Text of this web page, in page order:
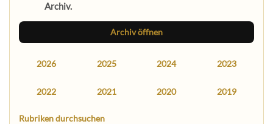
Archiv.
Archiv öffnen
2026 2025 2024 2023
2022 2021 2020 2019
Rubriken durchsuchen